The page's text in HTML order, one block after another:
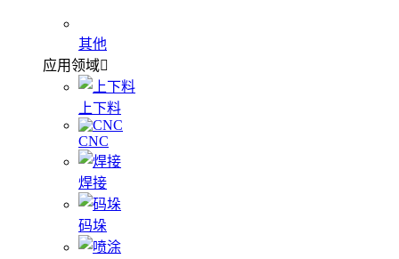
其他
应用领域
上下料
CNC
焊接
码垛